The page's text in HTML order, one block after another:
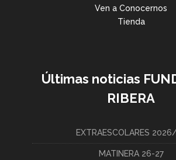
Ven a Conocernos
Tienda
Últimas noticias
RIBERA
EXTRAESCOLARES
MATINERA 26-27